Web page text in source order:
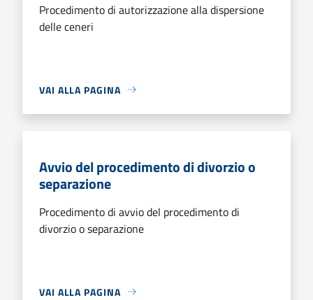
Procedimento di autorizzazione alla dispersione
delle ceneri
VAI ALLA PAGINA
Avvio del procedimento di divorzio o
separazione
Procedimento di avvio del procedimento di
divorzio o separazione
VAI ALLA PAGINA